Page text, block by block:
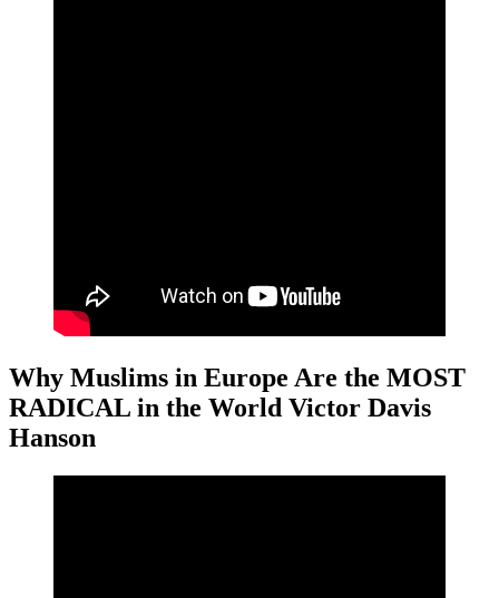
Why Muslims in Europe Are the MOST
RADICAL in the World Victor Davis
Hanson